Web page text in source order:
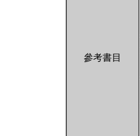
參考書目